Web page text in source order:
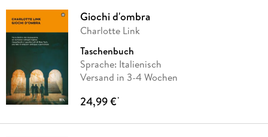
Giochi d'ombra
Charlotte Link
Taschenbuch
Sprache: Italienisch
Versand in 3-4 Wochen
24,99 €*